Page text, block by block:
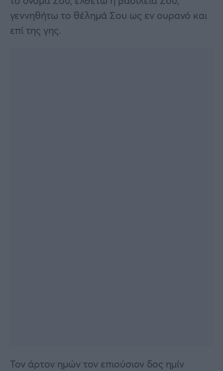
γεννηθήτω το θέλημά Σου ως εν ουρανό και
επί της γης.
Τον άρτον ημών τον επιούσιον δος ημίν